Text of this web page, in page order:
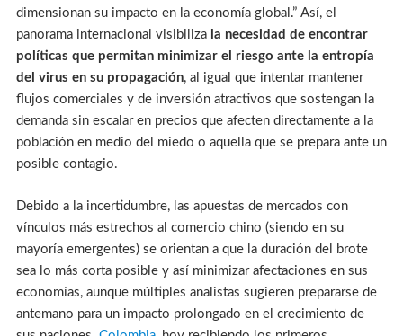
dimensionan su impacto en la economía global.” Así, el
panorama internacional visibiliza la necesidad de encontrar
políticas que permitan minimizar el riesgo ante la entropía
del virus en su propagación, al igual que intentar mantener
flujos comerciales y de inversión atractivos que sostengan la
demanda sin escalar en precios que afecten directamente a la
población en medio del miedo o aquella que se prepara ante un
posible contagio.
Debido a la incertidumbre, las apuestas de mercados con
vínculos más estrechos al comercio chino (siendo en su
mayoría emergentes) se orientan a que la duración del brote
sea lo más corta posible y así minimizar afectaciones en sus
economías, aunque múltiples analistas sugieren prepararse de
antemano para un impacto prolongado en el crecimiento de